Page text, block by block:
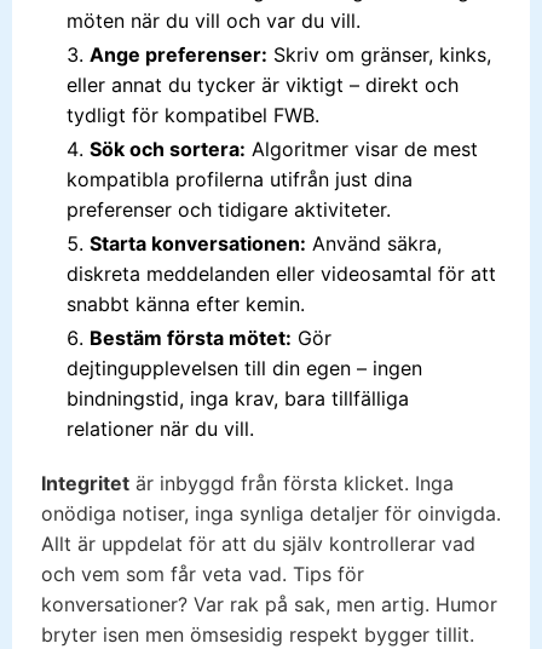
möten när du vill och var du vill.
Ange preferenser: Skriv om gränser, kinks,
eller annat du tycker är viktigt – direkt och
tydligt för kompatibel FWB.
Sök och sortera: Algoritmer visar de mest
kompatibla profilerna utifrån just dina
preferenser och tidigare aktiviteter.
Starta konversationen: Använd säkra,
diskreta meddelanden eller videosamtal för att
snabbt känna efter kemin.
Bestäm första mötet: Gör
dejtingupplevelsen till din egen – ingen
bindningstid, inga krav, bara tillfälliga
relationer när du vill.
Integritet är inbyggd från första klicket. Inga
onödiga notiser, inga synliga detaljer för oinvigda.
Allt är uppdelat för att du själv kontrollerar vad
och vem som får veta vad. Tips för
konversationer? Var rak på sak, men artig. Humor
bryter isen men ömsesidig respekt bygger tillit.